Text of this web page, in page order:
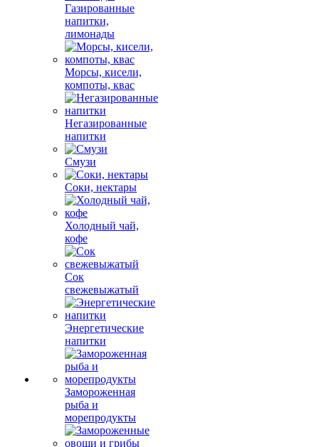
Газированные
напитки,
лимонады
Морсы, кисели,
компоты, квас
Негазированные
напитки
Смузи
Соки, нектары
Холодный чай,
кофе
Сок
свежевыжатый
Энергетические
напитки
Замороженная
рыба и
морепродукты